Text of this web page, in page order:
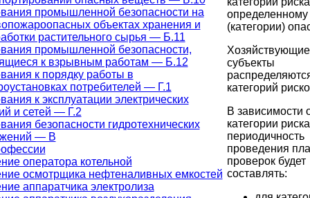
промышленной безопасности на
объектах хранения и
растительного сырья — Б.11
промышленной безопасности,
к взрывным работам — Б.12
к порядку работы в
потребителей — Г.1
к эксплуатации электрических
и сетей — Г.2
безопасности гидротехнических
— В
оператора котельной
осмотрщика нефтеналивных емкостей
аппаратчика электролиза
определенному
(категории)
Хозяйствующие
субъекты
категорий
В зависимости
категории риска
периодичность
проведения
проверок будет
составлять: